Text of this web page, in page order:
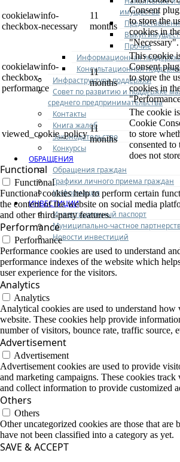
имущества
Выкуп
Прочие
Информационная
Консультационная
Инфраструктура поддержки
Совет по развитию и поддержке
среднего предпринимательства
Контакты
Книга жалоб
Законодательство
Конкурсы
ОБРАЩЕНИЯ
Обращения граждан
Графики личного приема граждан
Информация
ИНВЕСТИЦИИ
Инвестиционный паспорт
Муниципально-частное
Новости инвестиций
cookielawinfo-
checkbox-necessary
11
months
Consent
to store the
cookies in
"Necessary".
cookielawinfo-
checkbox-
performance
11
months
This cookie
Consent
to store the
cookies in
viewed_cookie_policy
11
months
The cookie
Cookie
to store
consented to
does not
Functional
Functional
Functional cookies help to perform certain
the content of the website on social media
and other third-party features.
Performance
Performance
Performance cookies are used to understand
performance indexes of the website which
user experience for the visitors.
Analytics
Analytics
Analytical cookies are used to understand
website. These cookies help provide
number of visitors, bounce rate, traffic source,
Advertisement
Advertisement
Advertisement cookies are used to provide
and marketing campaigns. These cookies track
and collect information to provide customized
Others
Others
Other uncategorized cookies are those that are
have not been classified into a category as yet.
SAVE & ACCEPT